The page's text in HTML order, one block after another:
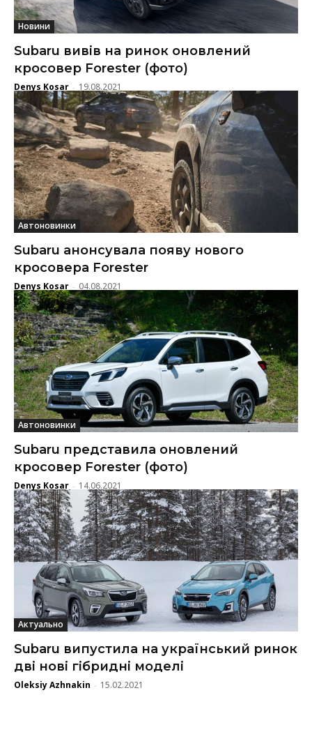
Новини
Subaru вивів на ринок оновлений
кросовер Forester (фото)
Denys Kosar - 19.08.2021
Автоновинки
Subaru анонсувала появу нового
кросовера Forester
Denys Kosar - 04.08.2021
Автоновинки
Subaru представила оновлений
кросовер Forester (фото)
Denys Kosar - 14.06.2021
Актуально
Subaru випустила на український ринок
дві нові гібридні моделі
Oleksiy Azhnakin - 15.02.2021